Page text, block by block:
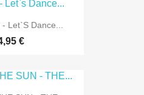
- Let`s Dance...
€